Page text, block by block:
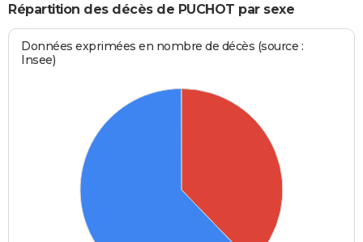
Répartition des décès de PUCHOT par sexe
Données exprimées en nombre de décès (source :
Insee)